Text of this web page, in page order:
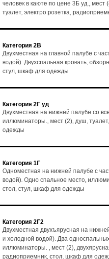
человек в каюте по цене 3Б уд., мест
туалет, электро розетка,
Категория 2В
Двухместная на главной палубе с
водой). Двухспальная кровать,
стул, шкаф для одежды
Категория 2Г уд
Двухместная на нижней палубе со
иллюминаторы., мест (2), душ,
одежды
Категория 1Г
Одноместная на нижней палубе с
водой). Одно спальное место,
стол, стул, шкаф для одежды
Категория 2Г2
Двухместная двухъярусная на
и холодной водой). Два
иллюминаторы. , мест (2),
радиоприемник, стол, шкаф для